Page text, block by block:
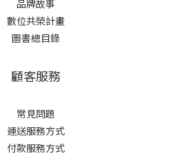
品牌故事
數位共榮計畫
圖書總目錄
顧客服務
常見問題
運送服務方式
付款服務方式